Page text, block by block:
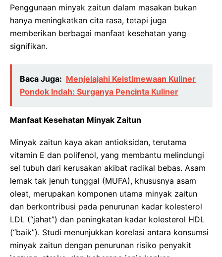
Penggunaan minyak zaitun dalam masakan bukan
hanya meningkatkan cita rasa, tetapi juga
memberikan berbagai manfaat kesehatan yang
signifikan.
Baca Juga: Menjelajahi Keistimewaan Kuliner
Pondok Indah: Surganya Pencinta Kuliner
Manfaat Kesehatan Minyak Zaitun
Minyak zaitun kaya akan antioksidan, terutama
vitamin E dan polifenol, yang membantu melindungi
sel tubuh dari kerusakan akibat radikal bebas. Asam
lemak tak jenuh tunggal (MUFA), khususnya asam
oleat, merupakan komponen utama minyak zaitun
dan berkontribusi pada penurunan kadar kolesterol
LDL (“jahat”) dan peningkatan kadar kolesterol HDL
(“baik”). Studi menunjukkan korelasi antara konsumsi
minyak zaitun dengan penurunan risiko penyakit